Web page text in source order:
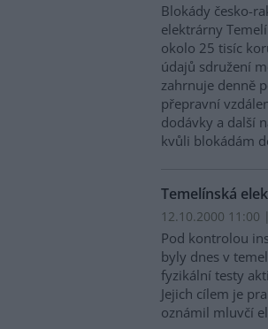
Blokády česko-
elektrárny
okolo 25 tisíc
údajů sdružení
zahrnuje denně
přepravní
dodávky a další
kvůli blokádám
Temelínská
12.10.2000 11:00
Pod kontrolou
byly dnes v
fyzikální testy
Jejich cílem je
oznámil mluvčí